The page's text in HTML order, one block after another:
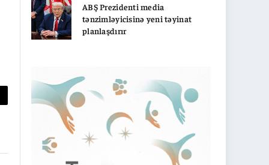
ABŞ Prezidenti media
tənzimləyicisinə yeni təyinat
planlaşdırır